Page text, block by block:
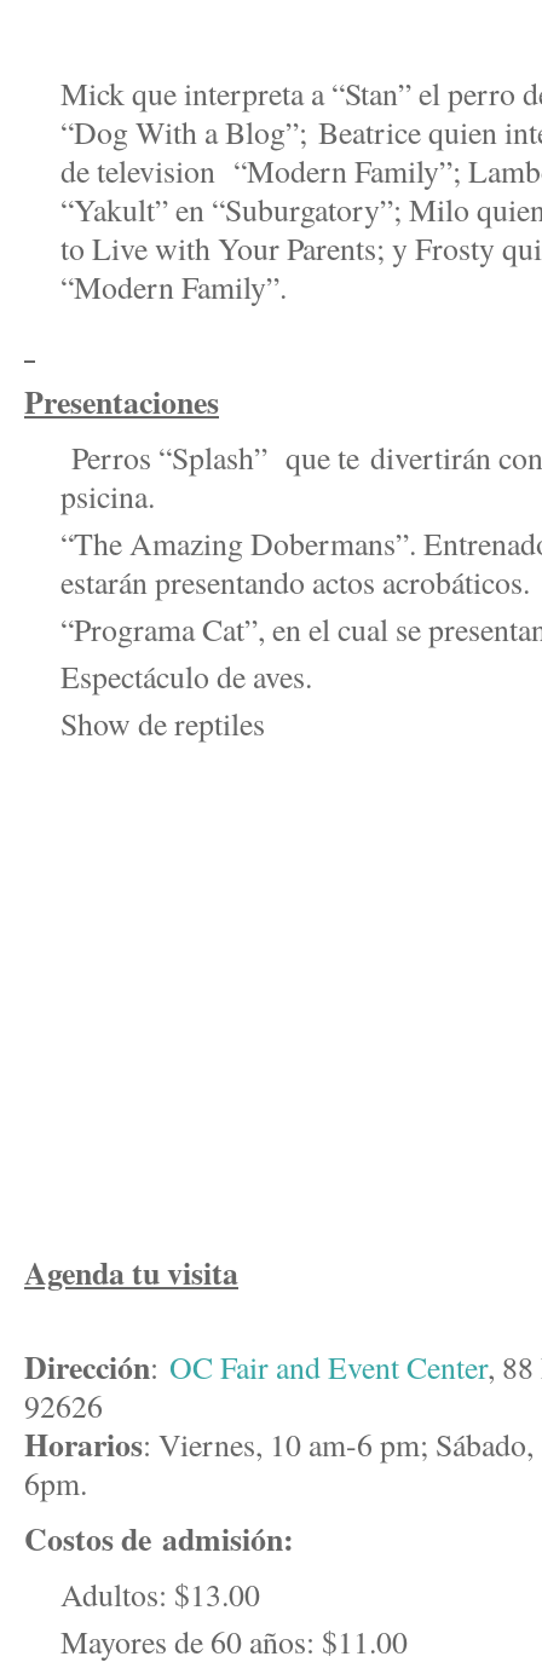
Mick que interpreta a “Stan” el perro
“Dog With a Blog”; Beatrice quien
de television “Modern Family”;
“Yakult” en “Suburgatory”; Milo
to Live with Your Parents; y Frosty
“Modern Family”.
Presentaciones
Perros “Splash” que te divertirán
psicina.
“The Amazing Dobermans”.
estarán presentando actos acrobáticos.
“Programa Cat”, en el cual se
Espectáculo de aves.
Show de reptiles
Agenda tu visita
Dirección: OC Fair and Event Center,
92626
Horarios: Viernes, 10 am-6 pm;
6pm.
Costos de admisión:
Adultos: $13.00
Mayores de 60 años: $11.00